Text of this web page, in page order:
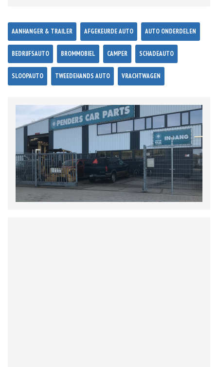
AANHANGER & TRAILER AFGEKEURDE AUTO AUTO ONDERDELEN
BEDRIJFSAUTO BROMMOBIEL CAMPER SCHADEAUTO
SLOOPAUTO TWEEDEHANDS AUTO VRACHTWAGEN